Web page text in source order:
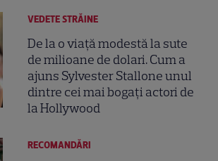
VEDETE STRĂINE
De la o viață modestă la sute
de milioane de dolari. Cum a
ajuns Sylvester Stallone unul
dintre cei mai bogați actori de
la Hollywood
RECOMANDĂRI